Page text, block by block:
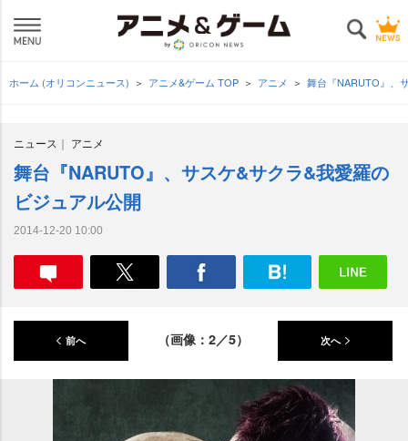
ホーム (オリコンニュース) アニメ&ゲーム TOP アニメ 舞台『NARUTO』、
ニュース アニメ
舞台『NARUTO』、サスケ&サクラ&我愛羅の
ビジュアル公開
2014-12-20 10:00
前へ （画像：2／5） 次へ